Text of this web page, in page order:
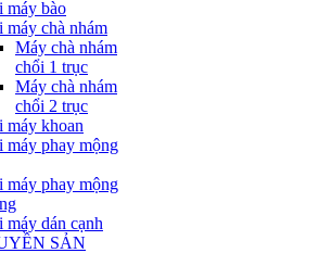
máy bào
máy chà nhám
Máy chà nhám
chổi 1 trục
Máy chà nhám
chổi 2 trục
máy khoan
máy phay mộng
máy phay mộng
máy dán cạnh
SẢN